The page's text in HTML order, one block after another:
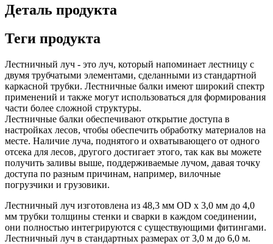
Деталь продукта
Теги продукта
Лестничный луч - это луч, который напоминает лестницу с
двумя трубчатыми элементами, сделанными из стандартной
каркасной трубки. Лестничные балки имеют широкий спектр
применений и также могут использоваться для формирования
части более сложной структуры.
Лестничные балки обеспечивают открытие доступа в
настройках лесов, чтобы обеспечить обработку материалов на
месте. Наличие луча, поднятого и охватывающего от одного
отсека для лесов, другого достигает этого, так как вы можете
получить заливы выше, поддерживаемые лучом, давая точку
доступа по разным причинам, например, вилочные
погрузчики и грузовики.
Лестничный луч изготовлена ​​из 48,3 мм OD x 3,0 мм до 4,0
мм трубки толщины стенки и сварки в каждом соединении,
они полностью интегрируются с существующими фитингами.
Лестничный луч в стандартных размерах от 3,0 м до 6,0 м.